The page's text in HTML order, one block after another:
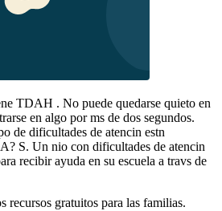
TDAH . No puede quedarse quieto en
en algo por ms de dos segundos.
de dificultades de atencin estn
S. Un nio con dificultades de atencin
recibir ayuda en su escuela a travs de
recursos gratuitos para las familias.